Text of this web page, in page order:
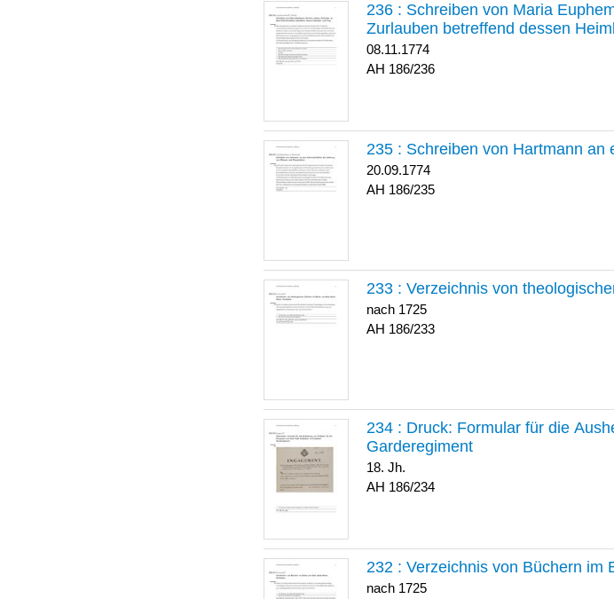
236 : Schreiben von Maria
Zurlauben betreffend dessen
08.11.1774
186/236
235 : Schreiben von Hartmann an
20.09.1774
186/235
233 : Verzeichnis von
nach 1725
186/233
234 : Druck: Formular für die
Garderegiment
18. Jh.
186/234
232 : Verzeichnis von Büchern im
nach 1725